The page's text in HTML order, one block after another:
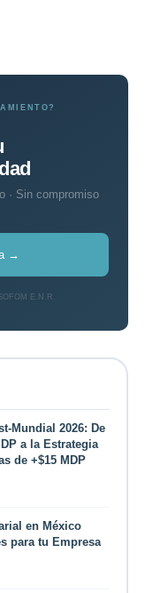
· Sin compromiso
→
E.N.R.
Mundial 2026: De
a la Estrategia
de +$15 MDP
en México
para tu Empresa